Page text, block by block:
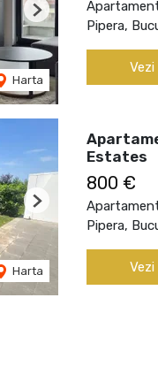
Harta
Next
Pipera,
Harta
Next
Estates
800 €
Pipera,